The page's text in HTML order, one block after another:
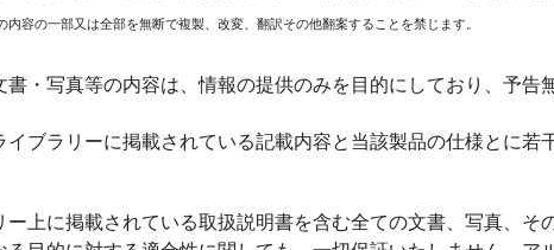
容の一部又は全部を無断で複製、改変、翻訳その他翻案することを禁じます。
・写真等の内容は、情報の提供のみを目的にしており、予告
ブラリーに掲載されている記載内容と当該製品の仕様とに若
上に掲載されている取扱説明書を含む全ての文書、写真、そ